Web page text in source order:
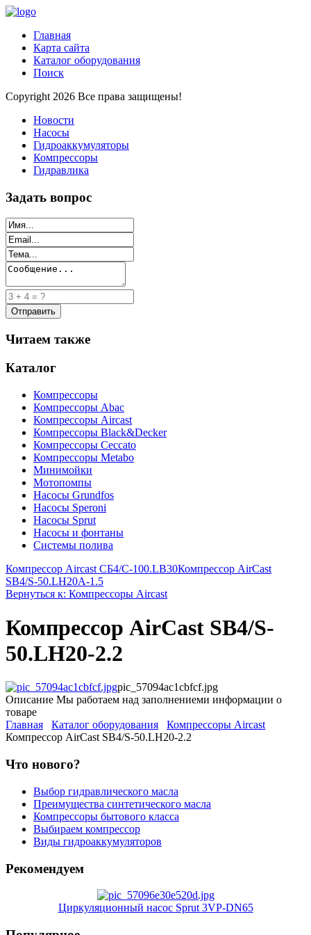
Главная
Карта сайта
Каталог оборудования
Поиск
Copyright 2026 Все права защищены!
Новости
Насосы
Гидроаккумуляторы
Компрессоры
Гидравлика
Задать вопрос
Читаем также
Каталог
Компрессоры
Компрессоры Abac
Компрессоры Aircast
Компрессоры Black&Decker
Компрессоры Ceccato
Компрессоры Metabo
Минимойки
Мотопомпы
Насосы Grundfos
Насосы Speroni
Насосы Sprut
Насосы и фонтаны
Системы полива
Компрессор Aircast СБ4/С-100.LB30Компрессор AirCast
SB4/S-50.LH20A-1.5
Вернуться к: Компрессоры Aircast
Компрессор AirCast SB4/S-
50.LH20-2.2
pic_57094ac1cbfcf.jpg
Описание Мы работаем над заполнениеми информации о
товаре
Главная
Каталог оборудования
Компрессоры Aircast
Компрессор AirCast SB4/S-50.LH20-2.2
Что нового?
Выбор гидравлического масла
Преимущества синтетического масла
Компрессоры бытового класса
Выбираем компрессор
Виды гидроаккумуляторов
Рекомендуем
Циркуляционный насос Sprut 3VP-DN65